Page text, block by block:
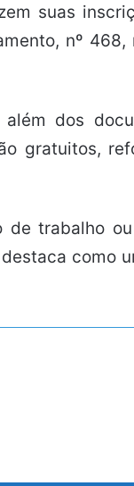
suas
nº
dos
gratuitos,
de trabalho
como